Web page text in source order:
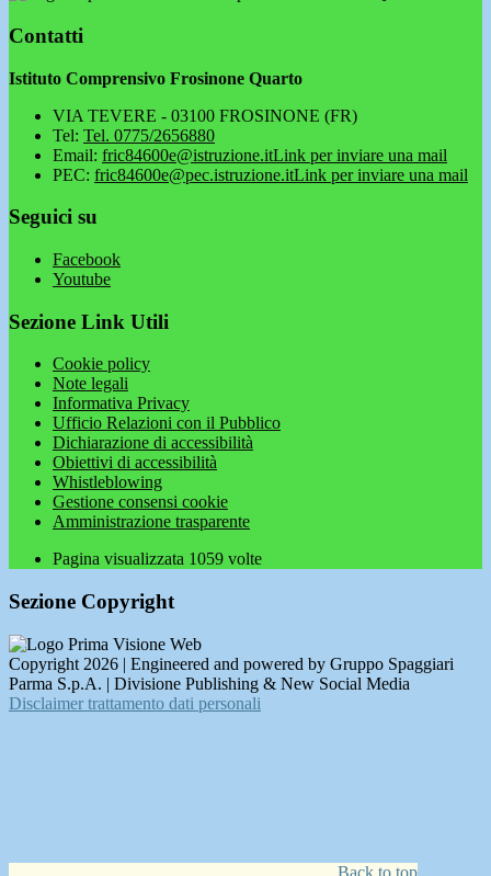
Contatti
Istituto Comprensivo Frosinone Quarto
VIA TEVERE - 03100 FROSINONE (FR)
Tel: Tel. 0775/2656880
Email: fric84600e@istruzione.itLink per inviare una mail
PEC: fric84600e@pec.istruzione.itLink per inviare una mail
Seguici su
Facebook
Youtube
Sezione Link Utili
Cookie policy
Note legali
Informativa Privacy
Ufficio Relazioni con il Pubblico
Dichiarazione di accessibilità
Obiettivi di accessibilità
Whistleblowing
Gestione consensi cookie
Amministrazione trasparente
Pagina visualizzata 1059 volte
Sezione Copyright
Copyright 2026 | Engineered and powered by Gruppo Spaggiari
Parma S.p.A. | Divisione Publishing & New Social Media
Disclaimer trattamento dati personali
Back to top